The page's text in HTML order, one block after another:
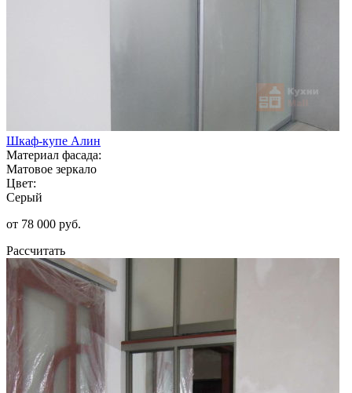
Шкаф-купе Алин
Материал фасада:
Матовое зеркало
Цвет:
Серый
от 78 000 руб.
Рассчитать